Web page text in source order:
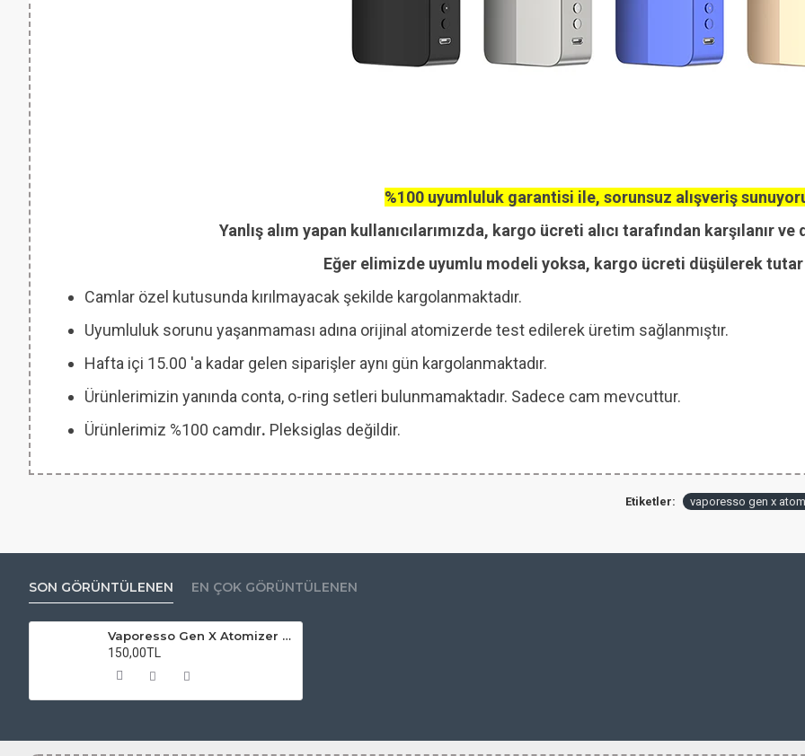
%100 uyumluluk garantisi ile, sorunsuz alışveriş
Yanlış alım yapan kullanıcılarımızda, kargo ücreti alıcı tarafından karşılanır
Eğer elimizde uyumlu modeli yoksa, kargo ücreti düşülerek
Camlar özel kutusunda kırılmayacak şekilde kargolanmaktadır.
Uyumluluk sorunu yaşanmaması adına orijinal atomizerde test edilerek üretim sağlanmıştır.
Hafta içi 15.00 'a kadar gelen siparişler aynı gün kargolanmaktadır.
Ürünlerimizin yanında conta, o-ring setleri bulunmamaktadır. Sadece cam mevcuttur.
Ürünlerimiz %100 camdır. Pleksiglas değildir.
Etiketler: vaporesso gen x
SON GÖRÜNTÜLENEN EN ÇOK GÖRÜNTÜLENEN
Vaporesso Gen X Atomizer Camı
150,00TL